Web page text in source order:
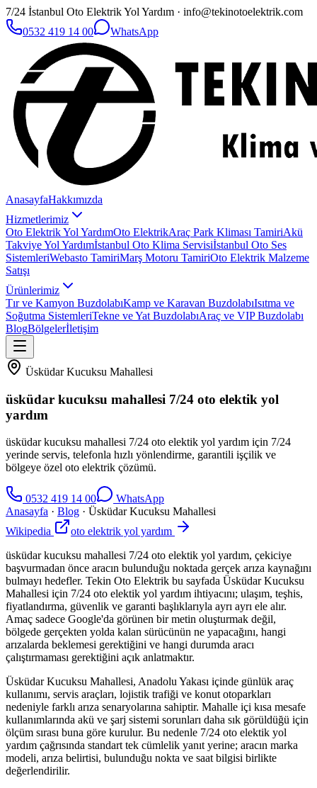
7/24 İstanbul Oto Elektrik Yol Yardım · info@tekinotoelektrik.com
0532 419 14 00
WhatsApp
AnasayfaHakkımızda
Hizmetlerimiz
Oto Elektrik Yol YardımOto ElektrikAraç Park Kliması TamiriAkü
Takviye Yol Yardımİstanbul Oto Klima Servisiİstanbul Oto Ses
SistemleriWebasto TamiriMarş Motoru TamiriOto Elektrik Malzeme
Satışı
Ürünlerimiz
Tır ve Kamyon BuzdolabıKamp ve Karavan BuzdolabıIsıtma ve
Soğutma SistemleriTekne ve Yat BuzdolabıAraç ve VIP Buzdolabı
BlogBölgelerİletişim
Üsküdar Kucuksu Mahallesi
üsküdar kucuksu mahallesi 7/24 oto elektik yol
yardım
üsküdar kucuksu mahallesi 7/24 oto elektik yol yardım için 7/24
yerinde servis, telefonla hızlı yönlendirme, garantili işçilik ve
bölgeye özel oto elektrik çözümü.
0532 419 14 00
WhatsApp
Anasayfa · Blog · Üsküdar Kucuksu Mahallesi
Wikipedia
oto elektrik yol yardım
üsküdar kucuksu mahallesi 7/24 oto elektik yol yardım, çekiciye
başvurmadan önce aracın bulunduğu noktada gerçek arıza kaynağını
bulmayı hedefler. Tekin Oto Elektrik bu sayfada Üsküdar Kucuksu
Mahallesi için 7/24 oto elektik yol yardım ihtiyacını; ulaşım, teşhis,
fiyatlandırma, güvenlik ve garanti başlıklarıyla ayrı ayrı ele alır.
Amaç sadece Google'da görünen bir metin oluşturmak değil,
bölgede gerçekten yolda kalan sürücünün ne yapacağını, hangi
arızalarda beklemesi gerektiğini ve hangi durumda aracı
çalıştırmaması gerektiğini açık anlatmaktır.
Üsküdar Kucuksu Mahallesi, Anadolu Yakası içinde günlük araç
kullanımı, servis araçları, lojistik trafiği ve konut otoparkları
nedeniyle farklı arıza senaryolarına sahiptir. Mahalle içi kısa mesafe
kullanımlarında akü ve şarj sistemi sorunları daha sık görüldüğü için
ölçüm sırası buna göre kurulur. Bu nedenle 7/24 oto elektik yol
yardım çağrısında standart tek cümlelik yanıt yerine; aracın marka
modeli, arıza belirtisi, bulunduğu nokta ve saat bilgisi birlikte
değerlendirilir.